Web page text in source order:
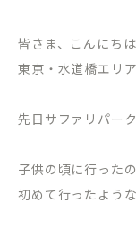
皆さま、こんにちは
東京・水道橋エリ
先日サファリパー
子供の頃に行った
初めて行ったよう